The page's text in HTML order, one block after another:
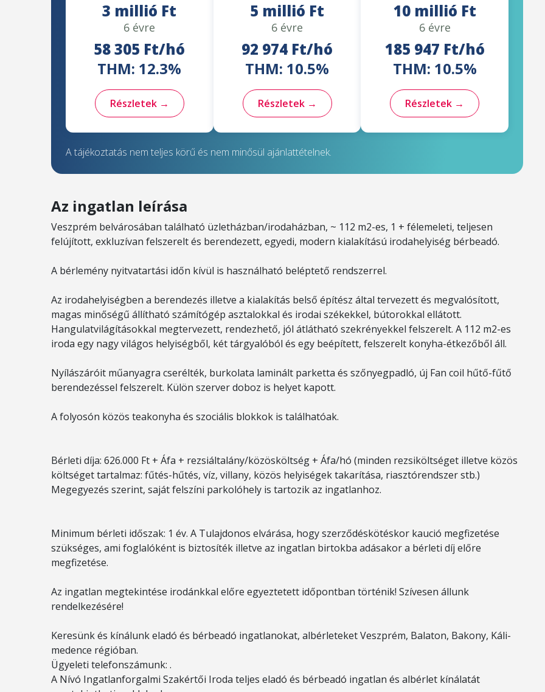
3 millió Ft
6 évre
58 305 Ft/hó
THM: 12.3%
Részletek →
5 millió Ft
6 évre
92 974 Ft/hó
THM: 10.5%
Részletek →
10 millió Ft
6 évre
185 947 Ft/hó
THM: 10.5%
Részletek →
A tájékoztatás nem teljes körű és nem minősül ajánlattételnek.
Az ingatlan leírása
Veszprém belvárosában található üzletházban/irodaházban, ~ 112 m2-es, 1 + félemeleti, teljesen
felújított, exkluzívan felszerelt és berendezett, egyedi, modern kialakítású irodahelyiség bérbeadó.
A bérlemény nyitvatartási időn kívül is használható beléptető rendszerrel.
Az irodahelyiségben a berendezés illetve a kialakítás belső építész által tervezett és megvalósított,
magas minőségű állítható számítógép asztalokkal és irodai székekkel, bútorokkal ellátott.
Hangulatvilágításokkal megtervezett, rendezhető, jól átlátható szekrényekkel felszerelt. A 112 m2-es
iroda egy nagy világos helyiségből, két tárgyalóból és egy beépített, felszerelt konyha-étkezőből áll.
Nyílászáróit műanyagra cserélték, burkolata laminált parketta és szőnyegpadló, új Fan coil hűtő-fűtő
berendezéssel felszerelt. Külön szerver doboz is helyet kapott.
A folyosón közös teakonyha és szociális blokkok is találhatóak.
Bérleti díja: 626.000 Ft + Áfa + rezsiáltalány/közösköltség + Áfa/hó (minden rezsiköltséget illetve közös
költséget tartalmaz: fűtés-hűtés, víz, villany, közös helyiségek takarítása, riasztórendszer stb.)
Megegyezés szerint, saját felszíni parkolóhely is tartozik az ingatlanhoz.
Minimum bérleti időszak: 1 év. A Tulajdonos elvárása, hogy szerződéskötéskor kaució megfizetése
szükséges, ami foglalóként is biztosíték illetve az ingatlan birtokba adásakor a bérleti díj előre
megfizetése.
Az ingatlan megtekintése irodánkkal előre egyeztetett időpontban történik! Szívesen állunk
rendelkezésére!
Keresünk és kínálunk eladó és bérbeadó ingatlanokat, albérleteket Veszprém, Balaton, Bakony, Káli-
medence régióban.
Ügyeleti telefonszámunk: .
A Nívó Ingatlanforgalmi Szakértői Iroda teljes eladó és bérbeadó ingatlan és albérlet kínálatát